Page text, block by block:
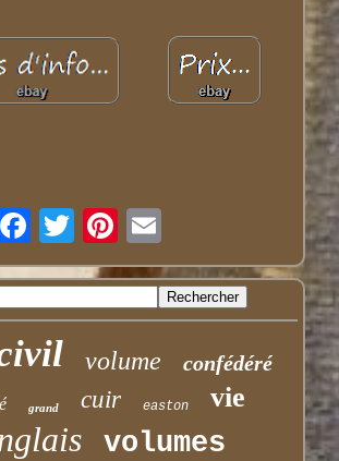
volume confédéré
grand cuir easton vie
volumes